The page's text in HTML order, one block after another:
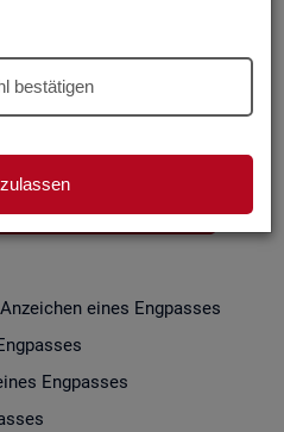
bestätigen
von Zehn ge­run­det (siehe
an­ge­zeig­ten Daten.
ALS CSV
eines Eng­pas­ses
Eng­pas­ses